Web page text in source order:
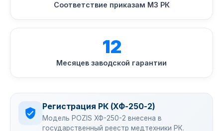
Соответствие приказам МЗ РК
12
Месяцев заводской гарантии
Регистрация РК (ХФ-250-2)
Модель POZIS ХФ-250-2 внесена в
государственный реестр медтехники РК.